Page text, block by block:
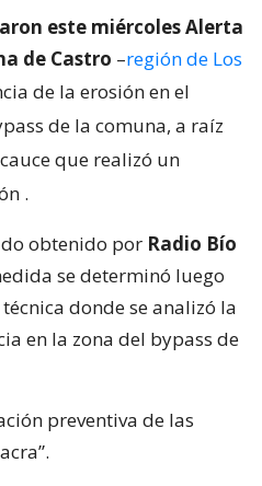
este miércoles Alerta
de Castro –región de Los
de la erosión en el
de la comuna, a raíz
que realizó un
.
obtenido por Radio Bío
se determinó luego
donde se analizó la
en la zona del bypass de
preventiva de las